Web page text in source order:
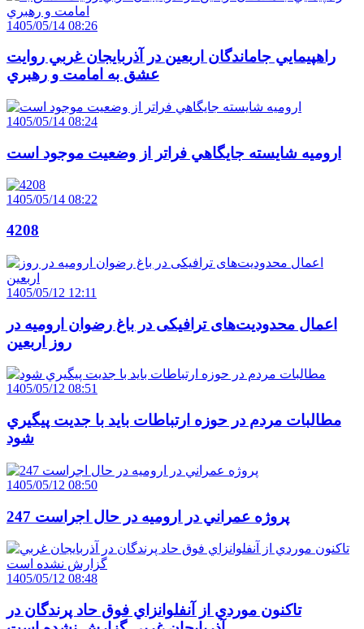
1405/05/14 08:26
راهپيمايي جاماندگان اربعين در آذربايجان غربي روايت
عشق به امامت و رهبري
1405/05/14 08:24
اروميه شايسته جايگاهي فراتر از وضعيت موجود است
1405/05/14 08:22
4208
1405/05/12 12:11
اعمال محدودیت‌های ترافیکی در باغ رضوان ارومیه در
روز اربعین
1405/05/12 08:51
مطالبات مردم در حوزه ارتباطات بايد با جديت پيگيري
شود
1405/05/12 08:50
247 پروژه عمراني در اروميه در حال اجراست
1405/05/12 08:48
تاکنون موردي از آنفلوانزاي فوق حاد پرندگان در